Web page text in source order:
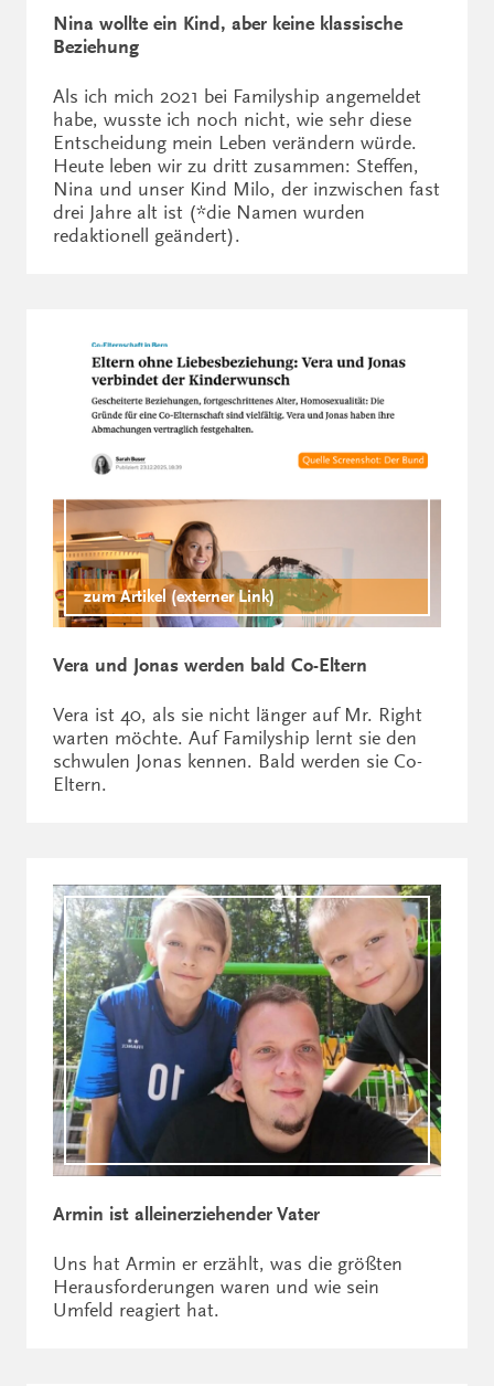
Nina wollte ein Kind, aber keine klassische
Beziehung
Als ich mich 2021 bei Familyship angemeldet
habe, wusste ich noch nicht, wie sehr diese
Entscheidung mein Leben verändern würde.
Heute leben wir zu dritt zusammen: Steffen,
Nina und unser Kind Milo, der inzwischen fast
drei Jahre alt ist (*die Namen wurden
redaktionell geändert).
zum Artikel (externer Link)
Vera und Jonas werden bald Co-Eltern
Vera ist 40, als sie nicht länger auf Mr. Right
warten möchte. Auf Familyship lernt sie den
schwulen Jonas kennen. Bald werden sie Co-
Eltern.
Armin ist alleinerziehender Vater
Uns hat Armin er erzählt, was die größten
Herausforderungen waren und wie sein
Umfeld reagiert hat.